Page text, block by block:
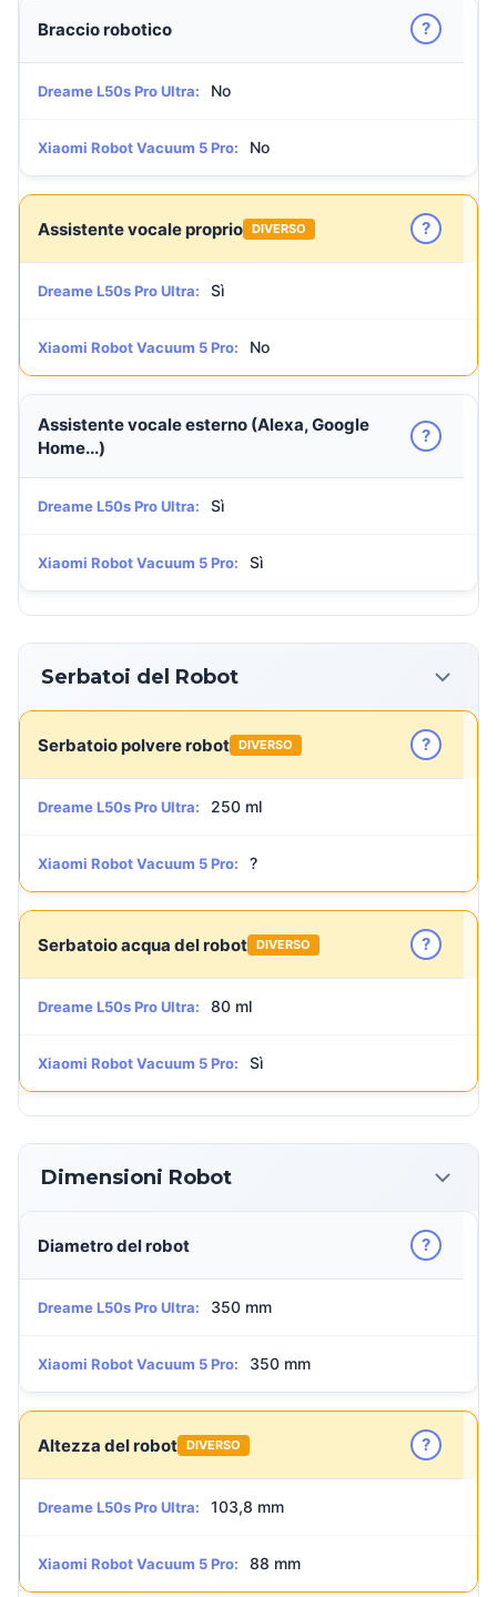
Braccio robotico ?
Dreame L50s Pro Ultra: No
Xiaomi Robot Vacuum 5 Pro: No
Assistente vocale proprio DIVERSO ?
Dreame L50s Pro Ultra: Sì
Xiaomi Robot Vacuum 5 Pro: No
Assistente vocale esterno (Alexa, Google
Home...)
?
Dreame L50s Pro Ultra: Sì
Xiaomi Robot Vacuum 5 Pro: Sì
Serbatoi del Robot
Serbatoio polvere robot DIVERSO ?
Dreame L50s Pro Ultra: 250 ml
Xiaomi Robot Vacuum 5 Pro: ?
Serbatoio acqua del robot DIVERSO ?
Dreame L50s Pro Ultra: 80 ml
Xiaomi Robot Vacuum 5 Pro: Sì
Dimensioni Robot
Diametro del robot ?
Dreame L50s Pro Ultra: 350 mm
Xiaomi Robot Vacuum 5 Pro: 350 mm
Altezza del robot DIVERSO ?
Dreame L50s Pro Ultra: 103,8 mm
Xiaomi Robot Vacuum 5 Pro: 88 mm